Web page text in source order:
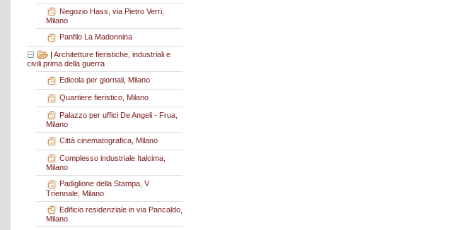
Negozio Hass, via Pietro Verri,
Milano
Panfilo La Madonnina
| Architetture fieristiche, industriali e
civili prima della guerra
Edicola per giornali, Milano
Quartiere fieristico, Milano
Palazzo per uffici De Angeli - Frua,
Milano
Città cinematografica, Milano
Complesso industriale Italcima,
Milano
Padiglione della Stampa, V
Triennale, Milano
Edificio residenziale in via Pancaldo,
Milano